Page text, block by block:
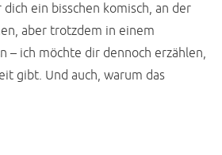
ein bisschen komisch, an der
aber trotzdem in einem
– ich möchte dir dennoch erzählen,
gibt. Und auch, warum das